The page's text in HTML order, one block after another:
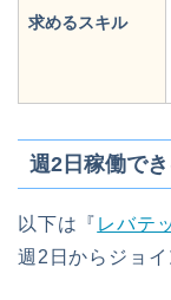
求めるスキル
週2日稼働で
以下は『 レバテ
週2日からジョイ